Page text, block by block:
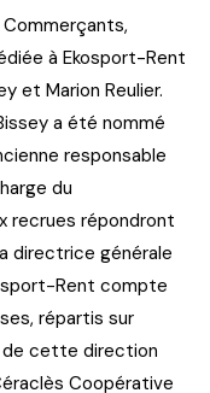
à Ekosport-Rent
et Marion Reulier.
a été nommé
responsable
du
recrues répondront
directrice générale
Rent compte
répartis sur
de cette direction
Coopérative